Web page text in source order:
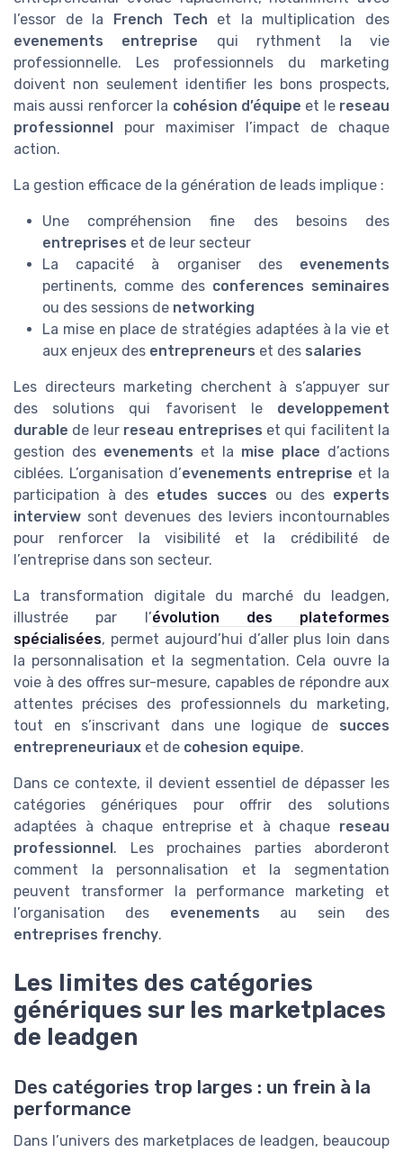
l’essor de la French Tech et la multiplication des
evenements entreprise qui rythment la vie
professionnelle. Les professionnels du marketing
doivent non seulement identifier les bons prospects,
mais aussi renforcer la cohésion d’équipe et le reseau
professionnel pour maximiser l’impact de chaque
action.
La gestion efficace de la génération de leads implique :
Une compréhension fine des besoins des
entreprises et de leur secteur
La capacité à organiser des evenements
pertinents, comme des conferences seminaires
ou des sessions de networking
La mise en place de stratégies adaptées à la vie et
aux enjeux des entrepreneurs et des salaries
Les directeurs marketing cherchent à s’appuyer sur
des solutions qui favorisent le developpement
durable de leur reseau entreprises et qui facilitent la
gestion des evenements et la mise place d’actions
ciblées. L’organisation d’evenements entreprise et la
participation à des etudes succes ou des experts
interview sont devenues des leviers incontournables
pour renforcer la visibilité et la crédibilité de
l’entreprise dans son secteur.
La transformation digitale du marché du leadgen,
illustrée par l’évolution des plateformes
spécialisées, permet aujourd’hui d’aller plus loin dans
la personnalisation et la segmentation. Cela ouvre la
voie à des offres sur-mesure, capables de répondre aux
attentes précises des professionnels du marketing,
tout en s’inscrivant dans une logique de succes
entrepreneuriaux et de cohesion equipe.
Dans ce contexte, il devient essentiel de dépasser les
catégories génériques pour offrir des solutions
adaptées à chaque entreprise et à chaque reseau
professionnel. Les prochaines parties aborderont
comment la personnalisation et la segmentation
peuvent transformer la performance marketing et
l’organisation des evenements au sein des
entreprises frenchy.
Les limites des catégories
génériques sur les marketplaces
de leadgen
Des catégories trop larges : un frein à la
performance
Dans l’univers des marketplaces de leadgen, beaucoup